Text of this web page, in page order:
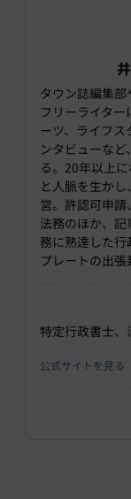
タウン誌編集
フリーライタ
ーツ、ライフ
ンタビューな
る。20年以上
と人脈を生か
営。許認可申
法務のほか、
務に熟達した
プレートの出張
特定行政書士、
公式サイトを見る